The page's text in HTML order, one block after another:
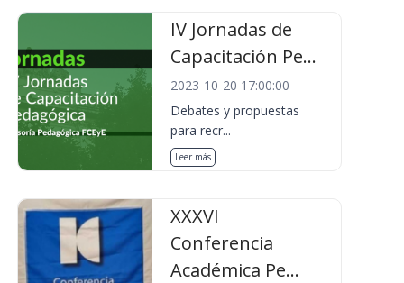
IV Jornadas de
Capacitación Pe...
2023-10-20 17:00:00
Debates y propuestas
para recr...
Leer más
XXXVI
Conferencia
Académica Pe...